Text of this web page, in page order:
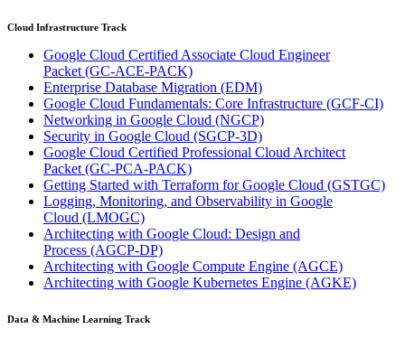
Cloud Infrastructure Track
Google Cloud Certified Associate Cloud Engineer
Packet (GC-ACE-PACK)
Enterprise Database Migration (EDM)
Google Cloud Fundamentals: Core Infrastructure (GCF-CI)
Networking in Google Cloud (NGCP)
Security in Google Cloud (SGCP-3D)
Google Cloud Certified Professional Cloud Architect
Packet (GC-PCA-PACK)
Getting Started with Terraform for Google Cloud (GSTGC)
Logging, Monitoring, and Observability in Google
Cloud (LMOGC)
Architecting with Google Cloud: Design and
Process (AGCP-DP)
Architecting with Google Compute Engine (AGCE)
Architecting with Google Kubernetes Engine (AGKE)
Data & Machine Learning Track